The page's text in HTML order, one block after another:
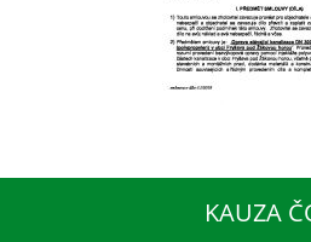
KAUZA